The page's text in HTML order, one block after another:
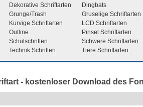
Dekorative Schriftarten
Dingbats
Grunge/Trash
Gruselige Schriftarten
Kurvige Schriftarten
LCD Schriftarten
Outline
Pinsel Schriftarten
Schulschriften
Schwere Schriftarten
Technik Schriften Tiere Schriftarten
- kostenloser Download des